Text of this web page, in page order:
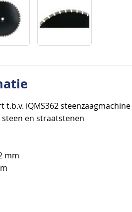
t.b.v. iQMS362 steenzaagmachine
steen en straatstenen
mm